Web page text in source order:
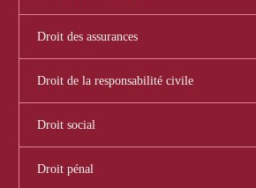
Droit des assurances
Droit de la responsabilité civile
Droit social
Droit pénal